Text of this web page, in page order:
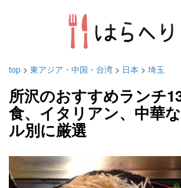
top > 東アジア・中国・台湾 > 日本 > 埼玉
所沢のおすすめランチ
食、イタリアン、中華
ル別に厳選